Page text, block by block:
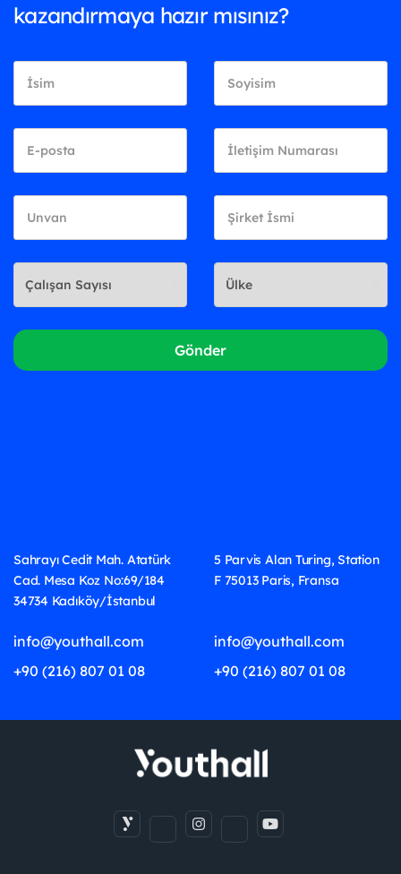
kazandırmaya hazır mısınız?
Gönder
Sahrayı Cedit Mah. Atatürk
Cad. Mesa Koz No:69/184
34734 Kadıköy/İstanbul
5 Parvis Alan Turing, Station
F 75013 Paris, Fransa
info@youthall.com
info@youthall.com
+90 (216) 807 01 08
+90 (216) 807 01 08